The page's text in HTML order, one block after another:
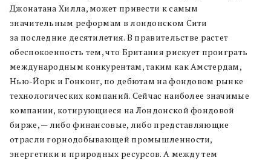
Джонатана Хилла, может привести к самым
значительным реформам в лондонском Сити
за последние десятилетия. В правительстве растет
обеспокоенность тем, что Британия рискует проиграть
международным конкурентам, таким как Амстердам,
Нью-Йорк и Гонконг, по дебютам на фондовом рынке
технологических компаний. Сейчас наиболее значимые
компании, котирующиеся на Лондонской фондовой
бирже, — либо финансовые, либо представляющие
отрасли горнодобывающей промышленности,
энергетики и природных ресурсов. А между тем